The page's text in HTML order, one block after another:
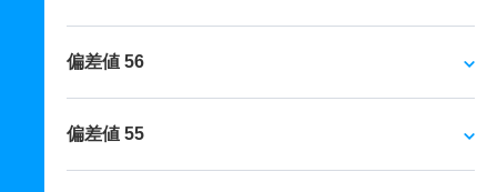
偏差値 56
偏差値 55